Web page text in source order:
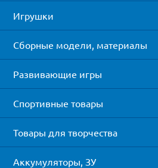
Игрушки
Сборные модели, материалы
Развивающие игры
Спортивные товары
Товары для творчества
Аккумуляторы, ЗУ